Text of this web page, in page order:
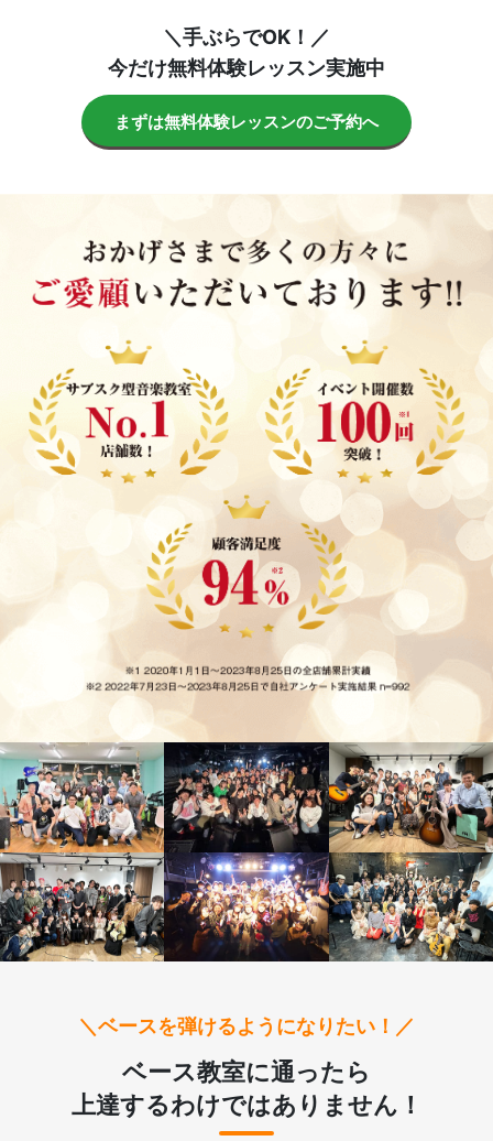
＼手ぶらでOK！／
今だけ無料体験レッスン実施中
まずは無料体験レッスンのご予約へ
＼ベースを弾けるようになりたい！／
ベース教室に通ったら
上達するわけではありません！